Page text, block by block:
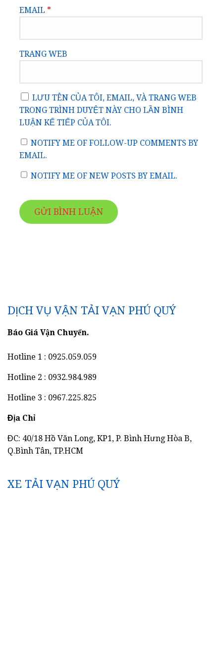
EMAIL *
TRANG WEB
LƯU TÊN CỦA TÔI, EMAIL, VÀ TRANG WEB
TRONG TRÌNH DUYỆT NÀY CHO LẦN BÌNH
LUẬN KẾ TIẾP CỦA TÔI.
NOTIFY ME OF FOLLOW-UP COMMENTS BY
EMAIL.
NOTIFY ME OF NEW POSTS BY EMAIL.
DỊCH VỤ VẬN TẢI VẠN PHÚ QUÝ
Báo Giá Vận Chuyển.
Hotline 1 : 0925.059.059
Hotline 2 : 0932.984.989
Hotline 3 : 0967.225.825
Địa Chỉ
ĐC: 40/18 Hồ Văn Long, KP1, P. Bình Hưng Hòa B,
Q.Bình Tân, TP.HCM
XE TẢI VẠN PHÚ QUÝ